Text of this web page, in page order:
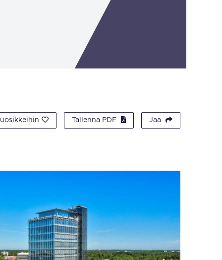
Tallenna PDF Jaa